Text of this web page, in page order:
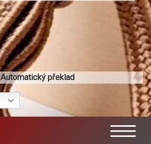
Automatický překlad